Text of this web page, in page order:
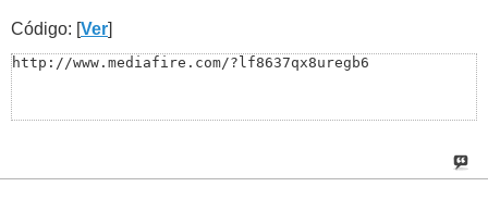
Código: [Ver]
http://www.mediafire.com/?lf8637qx8uregb6